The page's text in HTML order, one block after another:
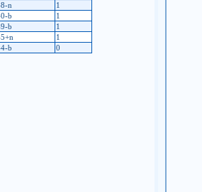
n
1
b
1
b
1
1
b
0